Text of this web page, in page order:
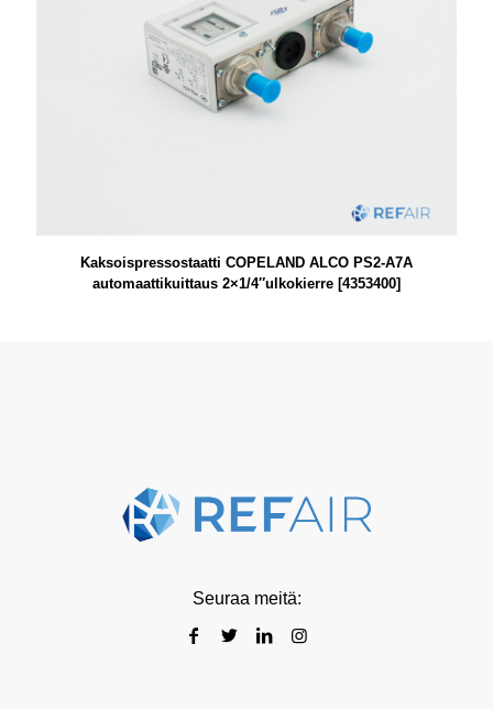
Kaksoispressostaatti COPELAND ALCO PS2-A7A
automaattikuittaus 2×1/4″ulkokierre [4353400]
Seuraa meitä: